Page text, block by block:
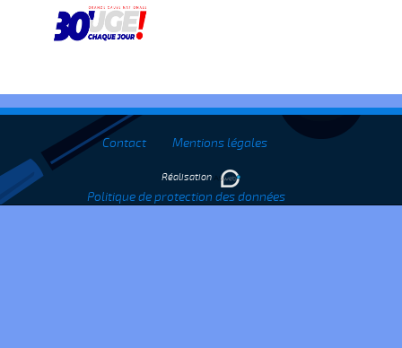
Contact Mentions légales
Politique de protection des données
Réalisation